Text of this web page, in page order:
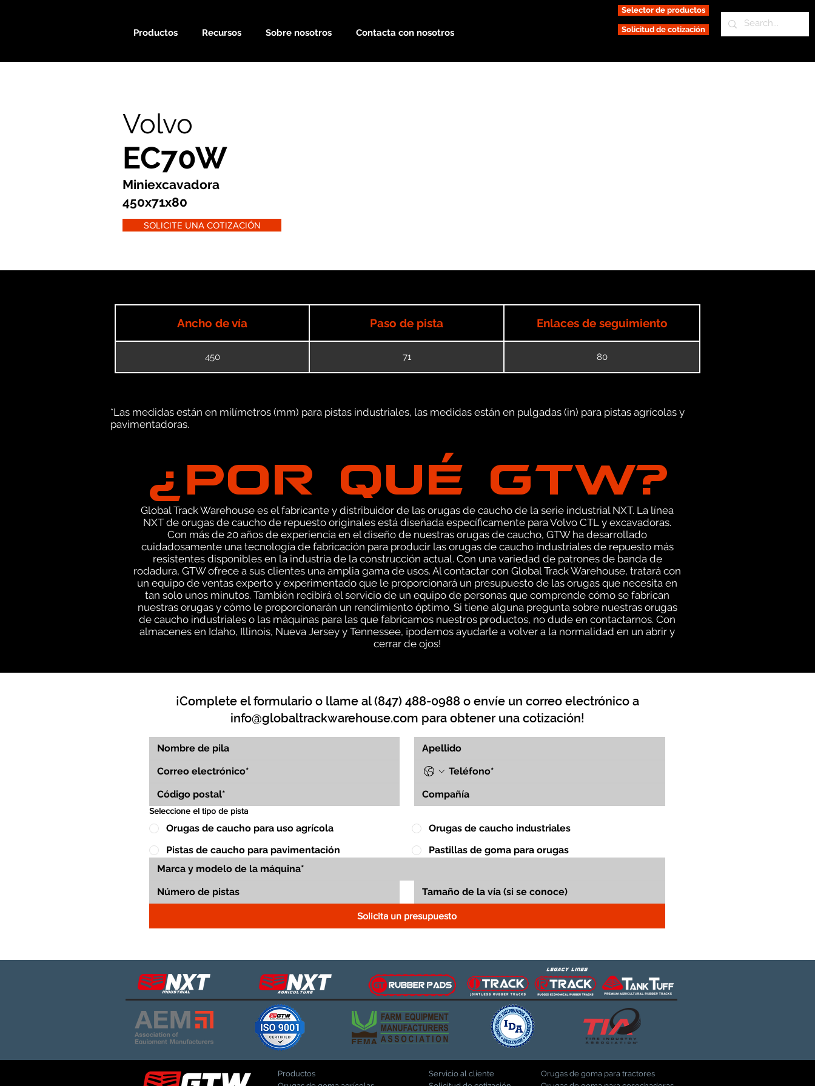
Productos Recursos Sobre nosotros Contacta con nosotros
Selector de productos
Solicitud de cotización
Volvo
EC70W
Miniexcavadora
450x71x80
SOLICITE UNA COTIZACIÓN
Ancho de vía Paso de pista Enlaces de seguimiento
450 71 80
*Las medidas están en milímetros (mm) para pistas industriales, las medidas están en pulgadas (in) para pistas agrícolas y
pavimentadoras.
¿POR QUÉ GTW?
Global Track Warehouse es el fabricante y distribuidor de las orugas de caucho de la serie industrial NXT. La línea
NXT de orugas de caucho de repuesto originales está diseñada específicamente para Volvo CTL y excavadoras.
Con más de 20 años de experiencia en el diseño de nuestras orugas de caucho, GTW ha desarrollado
cuidadosamente una tecnología de fabricación para producir las orugas de caucho industriales de repuesto más
resistentes disponibles en la industria de la construcción actual. Con una variedad de patrones de banda de
rodadura, GTW ofrece a sus clientes una amplia gama de usos. Al contactar con Global Track Warehouse, tratará con
un equipo de ventas experto y experimentado que le proporcionará un presupuesto de las orugas que necesita en
tan solo unos minutos. También recibirá el servicio de un equipo de personas que comprende cómo se fabrican
nuestras orugas y cómo le proporcionarán un rendimiento óptimo. Si tiene alguna pregunta sobre nuestras orugas
de caucho industriales o las máquinas para las que fabricamos nuestros productos, no dude en contactarnos. Con
almacenes en Idaho, Illinois, Nueva Jersey y Tennessee, ¡podemos ayudarle a volver a la normalidad en un abrir y
cerrar de ojos!
¡Complete el formulario o llame al (847) 488-0988 o envíe un correo electrónico a
info@globaltrackwarehouse.com para obtener una cotización!
Seleccione el tipo de pista
Orugas de caucho para uso agrícola
Orugas de caucho industriales
Pistas de caucho para pavimentación
Pastillas de goma para orugas
Solicita un presupuesto
Productos
Servicio al cliente
Orugas de goma para tractores